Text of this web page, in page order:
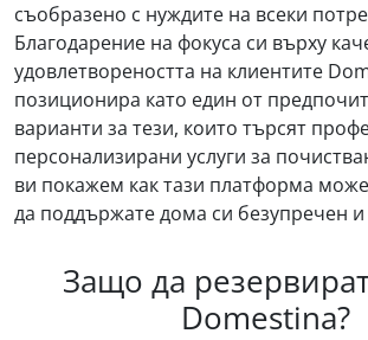
съобразено с нуждите на всеки
Благодарение на фокуса си върху
удовлетвореността на клиентите
позиционира като един от
варианти за тези, които търсят
персонализирани услуги за
ви покажем как тази платформа
да поддържате дома си безупречен
Защо да
Domestina?